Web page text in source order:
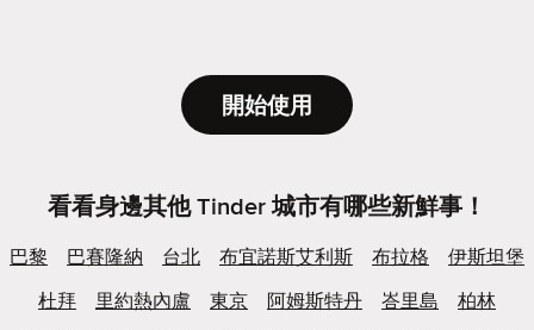
開始使用
看看身邊其他 Tinder 城市有哪些新鮮事！
巴黎 巴賽隆納 台北 布宜諾斯艾利斯 布拉格
伊斯坦堡
杜拜
里約熱內盧 東京 阿姆斯特丹 峇里島
柏林